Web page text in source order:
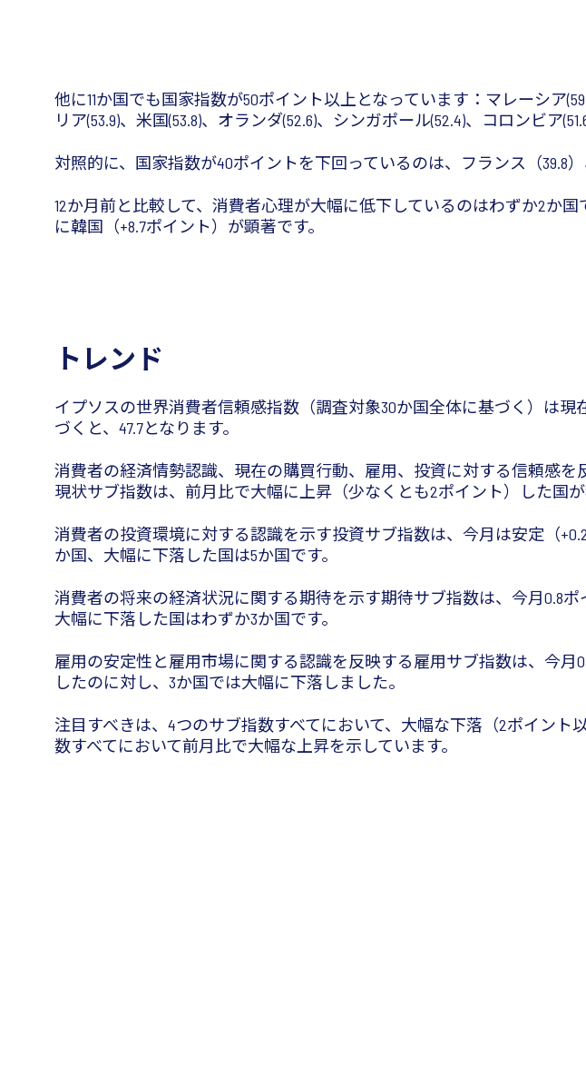
他に11か国でも国家指数が50ポイント以上となっています：マレーシア
リア(53.9)、米国(53.8)、オランダ(52.6)、シンガポール(52.4)、コロンビア
対照的に、国家指数が40ポイントを下回っているのは、フランス（39.8
12か月前と比較して、消費者心理が大幅に低下しているのはわずか2か
に韓国（+8.7ポイント）が顕著です。
トレンド
イプソスの世界消費者信頼感指数（調査対象30か国全体に基づく）は現
づくと、47.7となります。
消費者の経済情勢認識、現在の購買行動、雇用、投資に対する信頼感を
現状サブ指数は、前月比で大幅に上昇（少なくとも2ポイント）した国
消費者の投資環境に対する認識を示す投資サブ指数は、今月は安定（
か国、大幅に下落した国は5か国です。
消費者の将来の経済状況に関する期待を示す期待サブ指数は、今月0.8
大幅に下落した国はわずか3か国です。
雇用の安定性と雇用市場に関する認識を反映する雇用サブ指数は、今
したのに対し、3か国では大幅に下落しました。
注目すべきは、4つのサブ指数すべてにおいて、大幅な下落（2ポイン
数すべてにおいて前月比で大幅な上昇を示しています。